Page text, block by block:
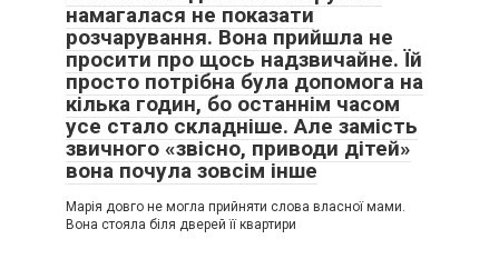
намагалася не показати
розчарування. Вона прийшла не
просити про щось надзвичайне. Їй
просто потрібна була допомога на
кілька годин, бо останнім часом
усе стало складніше. Але замість
звичного «звісно, приводи дітей»
вона почула зовсім інше
Марія довго не могла прийняти слова власної мами.
Вона стояла біля дверей її квартири